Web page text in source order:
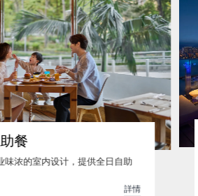
餐
味浓的室内设计，提供全日自助
詳情